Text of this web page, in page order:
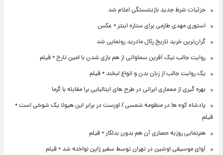
جزئیات شرط جدید بازنشستگی اعلام شد
استوری مهدی طارمی برای ستاره اینتر + عکس
گران‌ترین خرید تاریخ رئال مادرید رونمایی شد
روایت جالب نیک آفرین سماواتی از هم بازی شدن با امین تارخ + فیلم
یک روایت جالب از زبان بدن و انواع لبخند + فیلم
بهره گیری از معماری ایرانی در طرح های ایتالیایی برا مقابله با گرما
پادشاه کوه ها در منظومه شمسی / اورست در برابر این هیولا یک شوخی است +
فیلم
هنرنمایی روزبه حصاری آن هم بدون بدلکار + فیلم
آوای موسیقی اوشین در تهران توسط سفیر ژاپن نواخته شد + فیلم